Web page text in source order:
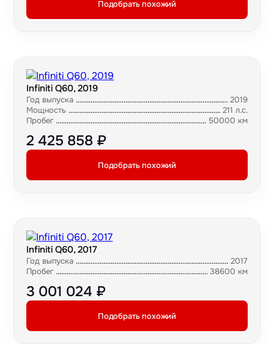
Подобрать похожий
Infiniti Q60, 2019
Год выпуска
2019
Мощность
211 л.с.
Пробег
50000 км
2 425 858 ₽
Подобрать похожий
Infiniti Q60, 2017
Год выпуска
2017
Пробег
38600 км
3 001 024 ₽
Подобрать похожий